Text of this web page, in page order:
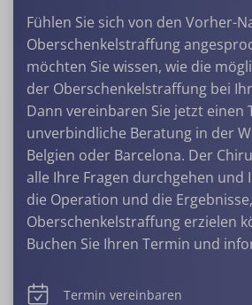
Fühlen Sie sich von den Vorher-
Oberschenkelstraffung
möchten Sie wissen, wie die
der Oberschenkelstraffung bei
Dann vereinbaren Sie jetzt einen
unverbindliche Beratung in der
Belgien oder Barcelona. Der
alle Ihre Fragen durchgehen und
die Operation und die
Oberschenkelstraffung erzielen
Buchen Sie Ihren Termin und
Termin vereinbaren